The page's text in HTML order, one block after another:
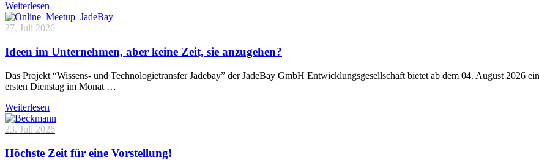
Weiterlesen
27. Juli 2026
Ideen im Unternehmen, aber keine Zeit, sie anzugehen?
Das Projekt “Wissens- und Technologietransfer Jadebay” der JadeBay GmbH Entwicklungsgesellschaft bietet ab dem 04. August 2026
ersten Dienstag im Monat …
Weiterlesen
23. Juli 2026
Höchste Zeit für eine Vorstellung!